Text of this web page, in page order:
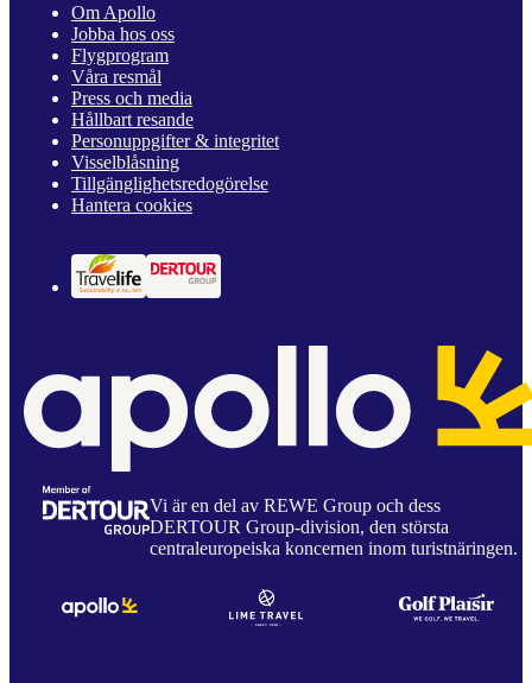
Om Apollo
Jobba hos oss
Flygprogram
Våra resmål
Press och media
Hållbart resande
Personuppgifter & integritet
Visselblåsning
Tillgänglighetsredogörelse
Hantera cookies
Vi är en del av REWE Group och dess
DERTOUR Group-division, den största
centraleuropeiska koncernen inom turistnäringen.